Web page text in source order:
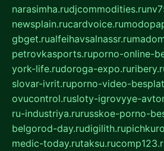
narasimha.rudjcommodities.ru
newsplain.rucardvoice.ru
gbget.rualfeihavsalnassr.ru
petrovkasports.ruporno-online-
york-life.rudoroga-expo.ru
slovar-ivrit.ruporno-video-
ovucontrol.rusloty-igrovyye-
ru-industriya.rurusskoe-porno-
belgorod-day.rudigilith.ru
medic-today.rutaksu.ru